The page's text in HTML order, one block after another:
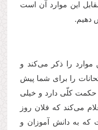
این موارد آن است
دهیم.
موارد را ذکر می‌کند و
را برای شما پیش
کلّی دارد و خیلی
می‌کند که فلان روز
که به دانش آموزان و